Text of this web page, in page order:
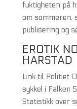
fuktigheten på
om sommeren,
publisering og
EROTIK
HARSTAD
Link til Politiet
sykkel i Falken
Statistikk over